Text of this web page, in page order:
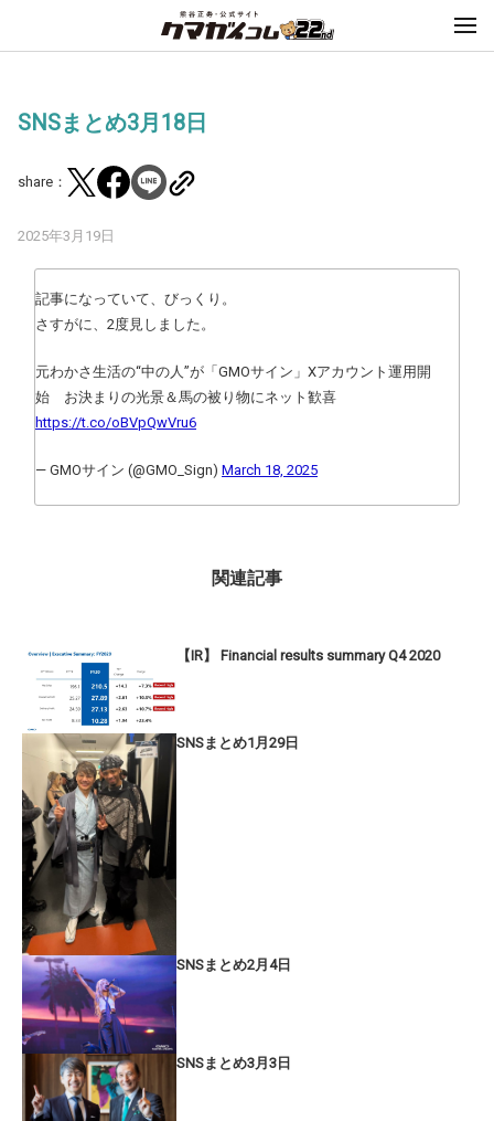
SNSまとめ3月18日
share：
2025年3月19日
記事になっていて、びっくり。
さすがに、2度見しました。
元わかさ生活の“中の人”が「GMOサイン」Xアカウント運用開
始 お決まりの光景＆馬の被り物にネット歓喜
https://t.co/oBVpQwVru6
— GMOサイン (@GMO_Sign) March 18, 2025
関連記事
【IR】 Financial results summary Q4 2020
SNSまとめ1月29日
SNSまとめ2月4日
SNSまとめ3月3日